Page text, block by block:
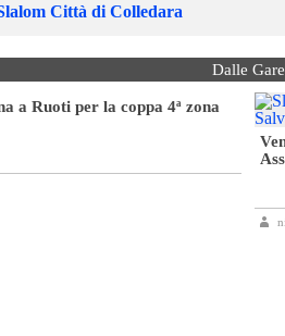
Città di Colledara
Dalle Gare
a Ruoti per la coppa 4ª zona